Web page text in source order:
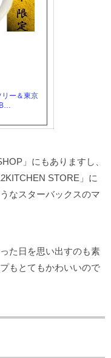
リー＆東京
」にもありますし、
STORE」に
なスターバックスのマ
た日を思い出すのも素
もとてもかわいいので